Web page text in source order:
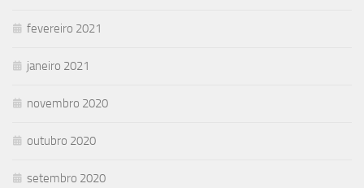
fevereiro 2021
janeiro 2021
novembro 2020
outubro 2020
setembro 2020